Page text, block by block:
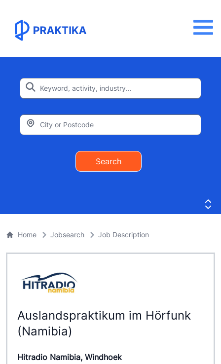
Search
Home Jobsearch Job Description
Auslandspraktikum im Hörfunk
(Namibia)
Hitradio Namibia, Windhoek